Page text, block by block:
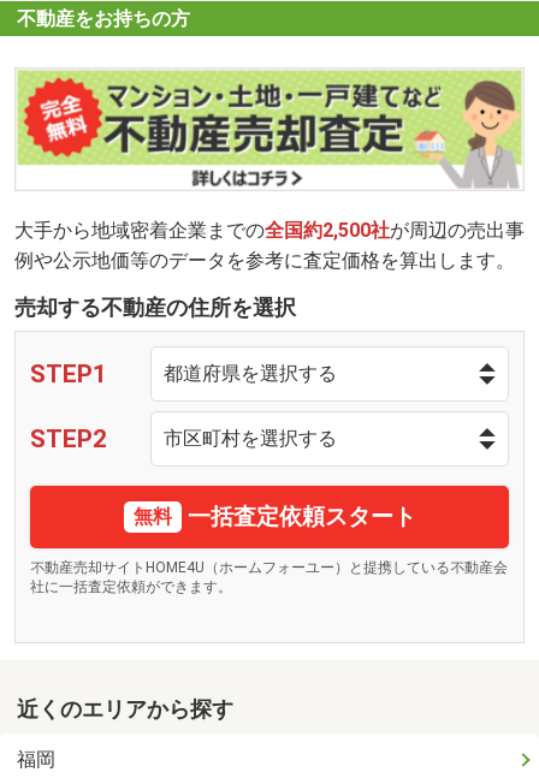
不動産をお持ちの方
大手から地域密着企業までの全国約2,500社が周辺の売出事
例や公示地価等のデータを参考に査定価格を算出します。
売却する不動産の住所を選択
STEP1
STEP2
無料 一括査定依頼スタート
不動産売却サイトHOME4U（ホームフォーユー）と提携している不動産会
社に一括査定依頼ができます。
近くのエリアから探す
福岡